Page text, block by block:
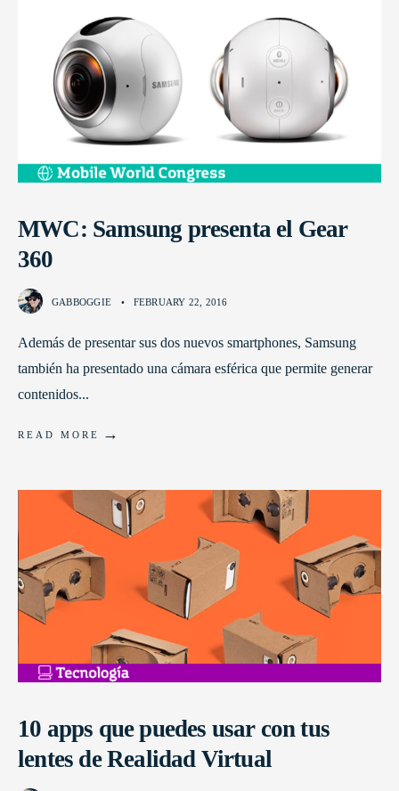
MWC: Samsung presenta el Gear
360
GABBOGGIE • FEBRUARY 22, 2016
Además de presentar sus dos nuevos smartphones, Samsung
también ha presentado una cámara esférica que permite generar
contenidos...
READ MORE →
10 apps que puedes usar con tus
lentes de Realidad Virtual